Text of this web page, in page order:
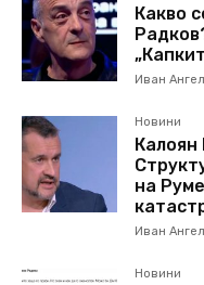
Какво
Иван
Новини
на
Иван
Новини